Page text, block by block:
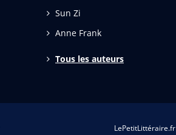
Sun Zi
Anne Frank
Tous les auteurs
LePetitLittéraire.fr